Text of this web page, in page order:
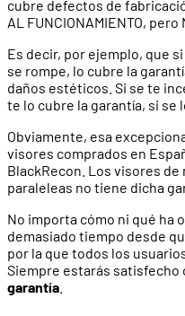
cubre defectos de
AL FUNCIONAMIENTO,
Es decir, por ejemplo, que
se rompe, lo cubre la
daños estéticos. Si se te
te lo cubre la garantía, si se
Obviamente, esa
visores comprados en
BlackRecon. Los visores
paraleleas no tiene dicha
No importa cómo ni qué ha
demasiado tiempo desde
por la que todos los
Siempre estarás satisfecho
garantía